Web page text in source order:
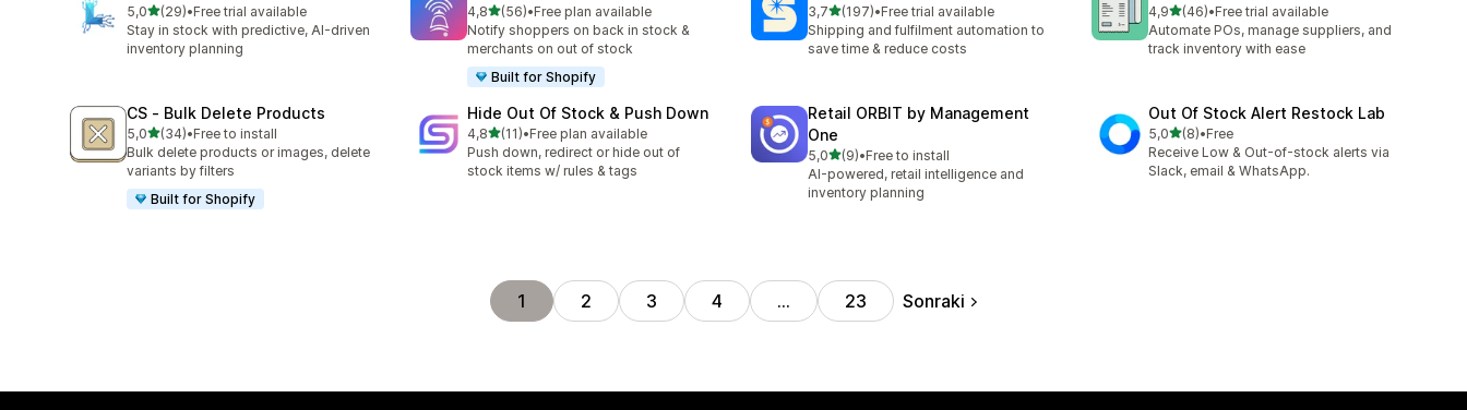
5,05 yıldız üzerinden
(29)
toplam 29 değerlendirme
•Free trial available
Stay in stock with predictive, AI-driven
inventory planning
4,85 yıldız üzerinden
(56)
toplam 56 değerlendirme
•Free plan available
Notify shoppers on back in stock &
merchants on out of stock
Built for Shopify
3,75 yıldız üzerinden
(197)
toplam 197 değerlendirme
•Free trial available
Shipping and fulfilment automation to
save time & reduce costs
4,95 yıldız üzerinden
(46)
toplam 46 değerlendirme
•Free trial available
Automate POs, manage suppliers, and
track inventory with ease
CS ‑ Bulk Delete Products
5,05 yıldız üzerinden
(34)
toplam 34 değerlendirme
•Free to install
Bulk delete products or images, delete
variants by filters
Built for Shopify
Hide Out Of Stock & Push Down
4,85 yıldız üzerinden
(11)
toplam 11 değerlendirme
•Free plan available
Push down, redirect or hide out of
stock items w/ rules & tags
Retail ORBIT by Management
One
5,05 yıldız üzerinden
(9)
toplam 9 değerlendirme
•Free to install
AI-powered, retail intelligence and
inventory planning
Out Of Stock Alert Restock Lab
5,05 yıldız üzerinden
(8)
toplam 8 değerlendirme
•Free
Receive Low & Out-of-stock alerts via
Slack, email & WhatsApp.
1 2 3 4 … 23 Sonraki